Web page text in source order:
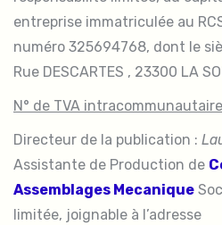
entreprise immatriculée au
numéro 325694768, dont le
Rue DESCARTES , 23300 LA
N° de TVA intracommunautaire
Directeur de la publication :
Assistante de Production de
Assemblages Mecanique
limitée, joignable à l’adresse